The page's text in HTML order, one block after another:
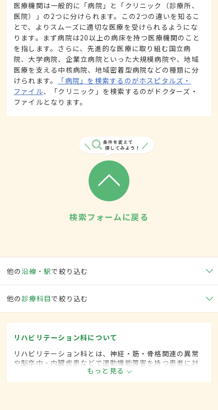
医療機関は一般的に「病院」と「クリニック（診療所、
医院）」の2つに分けられます。この2つの違いを知るこ
とで、よりスムーズに適切な医療を受けられるようにな
ります。まず病院は20以上の病床を持つ医療機関のこと
を指します。さらに、先進的な医療に取り組む国立病
院、大学病院、企業立病院といった大規模病院や、地域
医療を支える中核病院、地域密着型病院などの種類に分
けられます。
「病院」を検索するのがホスピタルズ・
ファイル、「クリニック」を検索するのがドクターズ・
ファイルとなります。
検索フォームに戻る
他の沿線・駅で絞り込む
他の 診療科目で絞り込む
リハビリテーション科について
リハビリテーション科とは、神経・筋・骨格関連の異常
や脳卒中・内臓疾患などで運動機能障害を持つ患者に対
して、失われた機能の回復や残存能力の維持を目的とし
て、診断・治療します。
もっと見る